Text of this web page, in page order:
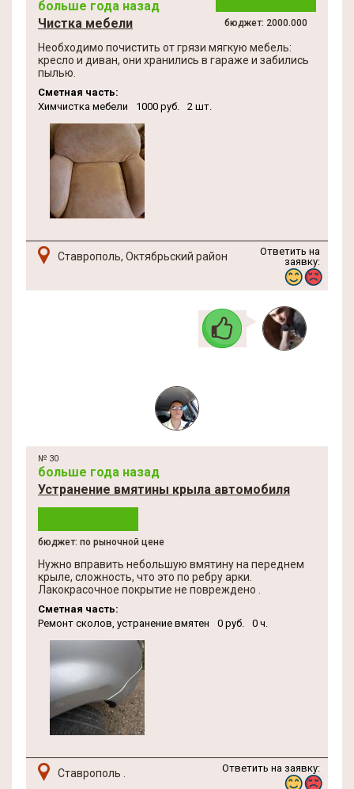
больше года назад
Чистка мебели
бюджет: 2000.000
Необходимо почистить от грязи мягкую мебель:
кресло и диван, они хранились в гараже и забились
пылью.
Сметная часть:
Химчистка мебели
1000 руб. 2 шт.
Ставрополь, Октябрьский район
Ответить на
заявку:
№ 30
больше года назад
Устранение вмятины крыла автомобиля
бюджет: по рыночной цене
Нужно вправить небольшую вмятину на переднем
крыле, сложность, что это по ребру арки.
Лакокрасочное покрытие не повреждено .
Сметная часть:
Ремонт сколов, устранение вмятен
0 руб. 0 ч.
Ставрополь . Ответить на заявку: